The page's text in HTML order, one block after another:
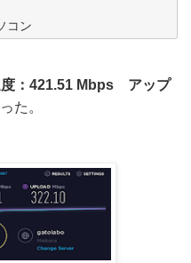
度：421.51 Mbps アップ
た。